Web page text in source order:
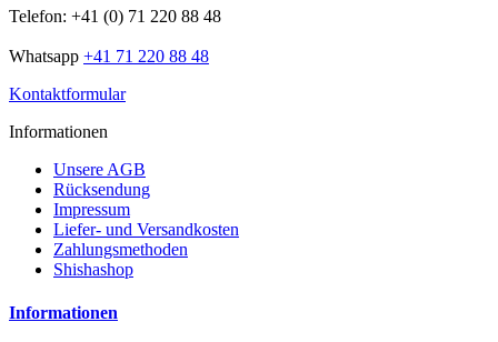
Telefon: +41 (0) 71 220 88 48
Whatsapp +41 71 220 88 48
Kontaktformular
Informationen
Unsere AGB
Rücksendung
Impressum
Liefer- und Versandkosten
Zahlungsmethoden
Shishashop
Informationen